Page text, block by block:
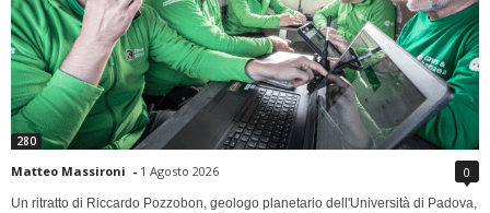
280
Matteo Massironi - 1 Agosto 2026 0
Un ritratto di Riccardo Pozzobon, geologo planetario dell'Università di Padova,